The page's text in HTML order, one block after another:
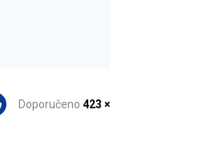
Doporučeno 423 ×